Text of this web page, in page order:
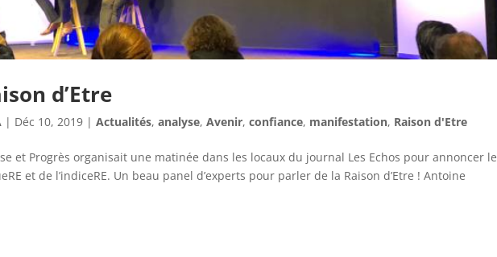
d’Etre
| Déc 10, 2019 |Actualités,analyse,Avenir,confiance, manifestation, Raison d'Etre
et Progrès organisait une matinée dans les locaux du journal Les Echos pour annoncer le
et de l’indiceRE. Un beau panel d’experts pour parler de la Raison d’Etre ! Antoine